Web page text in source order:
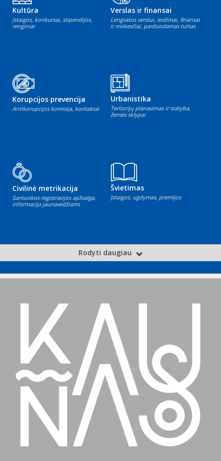
Kultūra
Įstaigos, konkursai, stipendijos,
renginiai
Verslas ir finansai
Lengvatos verslui, leidimai, finansai
ir mokesčiai, parduodamas turtas
Korupcijos prevencija
Antikorupcijos komisija, kontaktai
Urbanistika
Teritorijų planavimas ir statyba,
žemės sklypai
Civilinė metrikacija
Santuokos registracijos apžvalga,
informacija jaunavedžiams
Švietimas
Įstaigos, ugdymas, premijos
Rodyti daugiau